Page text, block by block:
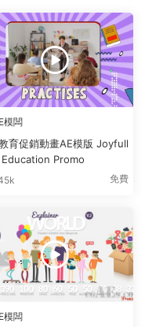
模闆
育促銷動畫AE模版 Joyfull
Education Promo
免費
模闆